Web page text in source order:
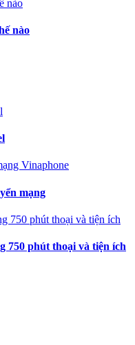
nào
mạng
750 phút thoại và tiện ích